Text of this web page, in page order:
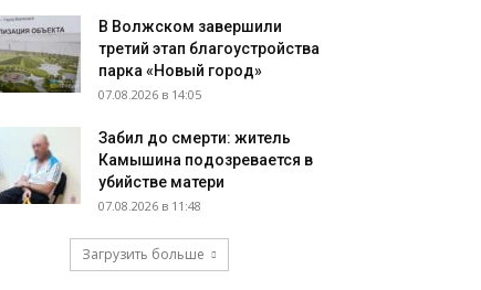
В Волжском завершили
третий этап благоустройства
парка «Новый город»
07.08.2026 в 14:05
Забил до смерти: житель
Камышина подозревается в
убийстве матери
07.08.2026 в 11:48
Загрузить больше